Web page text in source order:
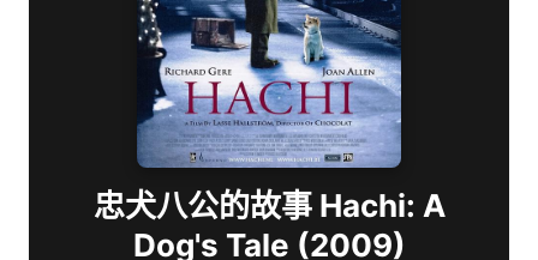
忠犬八公的故事 Hachi: A
Dog's Tale (2009)